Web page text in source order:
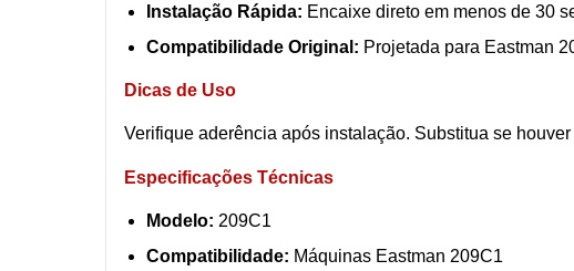
Instalação Rápida: Encaixe direto em menos de 30
Compatibilidade Original: Projetada para Eastman
Dicas de Uso
Verifique aderência após instalação. Substitua se
Especificações Técnicas
Modelo: 209C1
Compatibilidade: Máquinas Eastman 209C1